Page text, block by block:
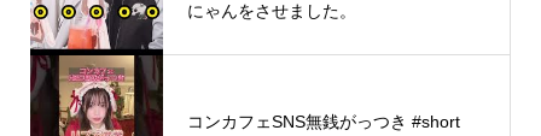
にゃんをさせました。
コンカフェSNS無銭がっつき #short